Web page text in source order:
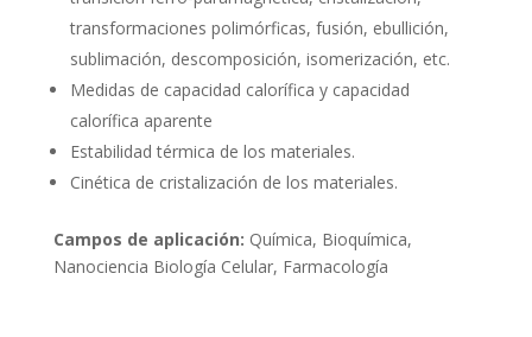
transformaciones polimórficas, fusión, ebullición,
sublimación, descomposición, isomerización, etc.
Medidas de capacidad calorífica y capacidad
calorífica aparente
Estabilidad térmica de los materiales.
Cinética de cristalización de los materiales.
Campos de aplicación: Química, Bioquímica,
Nanociencia Biología Celular, Farmacología